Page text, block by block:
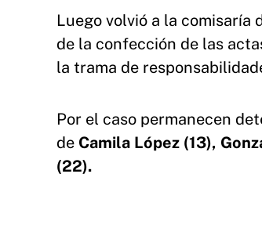
Luego volvió a la comisaría
de la confección de las
la trama de
Por el caso permanecen
de Camila López (13),
(22).